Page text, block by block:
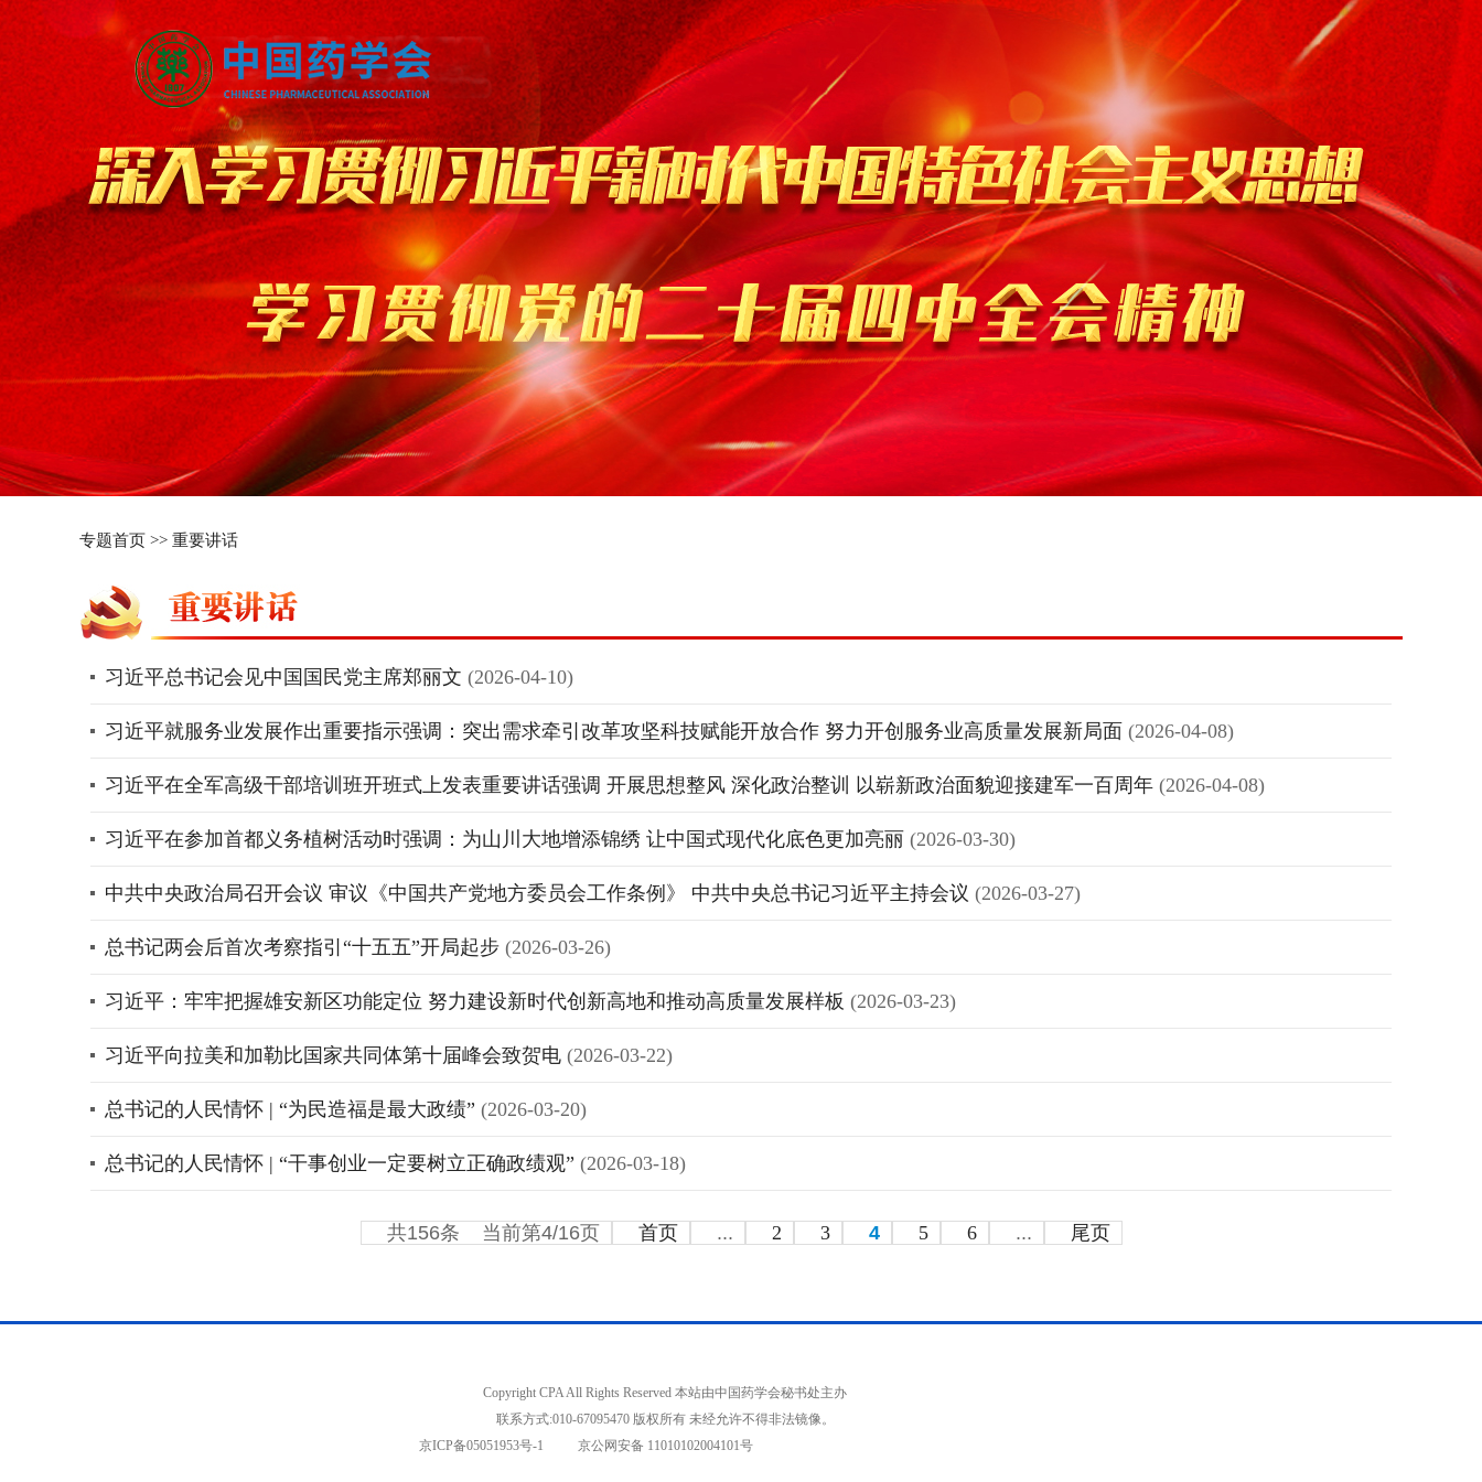
专题首页 >> 重要讲话
习近平总书记会见中国国民党主席郑丽文 (2026-04-10)
习近平就服务业发展作出重要指示强调：突出需求牵引改革攻坚科技赋能开放合作 努力开创服务业高质量发展新局面 (2026-04-08)
习近平在全军高级干部培训班开班式上发表重要讲话强调 开展思想整风 深化政治整训 以崭新政治面貌迎接建军一百周年 (2026-04-08)
习近平在参加首都义务植树活动时强调：为山川大地增添锦绣 让中国式现代化底色更加亮丽 (2026-03-30)
中共中央政治局召开会议 审议《中国共产党地方委员会工作条例》 中共中央总书记习近平主持会议 (2026-03-27)
总书记两会后首次考察指引“十五五”开局起步 (2026-03-26)
习近平：牢牢把握雄安新区功能定位 努力建设新时代创新高地和推动高质量发展样板 (2026-03-23)
习近平向拉美和加勒比国家共同体第十届峰会致贺电 (2026-03-22)
总书记的人民情怀 | “为民造福是最大政绩” (2026-03-20)
总书记的人民情怀 | “干事创业一定要树立正确政绩观” (2026-03-18)
共156条 当前第4/16页 首页 ... 2 3 4 5 6 ... 尾页
Copyright CPA All Rights Reserved 本站由中国药学会秘书处主办
联系方式:010-67095470 版权所有 未经允许不得非法镜像。
京ICP备05051953号-1
京公网安备 11010102004101号